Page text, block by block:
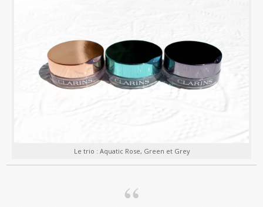
Le trio : Aquatic Rose, Green et Grey